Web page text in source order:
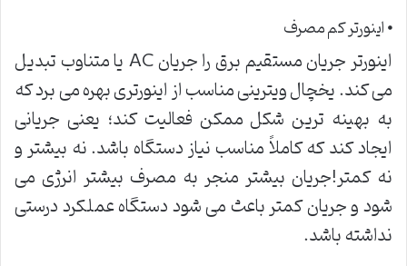
⦁ اینورتر کم مصرف
اینورتر جریان مستقیم برق را جریان AC یا متناوب تبدیل
می کند. یخچال ویترینی مناسب از اینورتری بهره می برد که
به بهینه ترین شکل ممکن فعالیت کند؛ یعنی جریانی
ایجاد کند که کاملاً مناسب نیاز دستگاه باشد. نه بیشتر و
نه کمتر!جریان بیشتر منجر به مصرف بیشتر انرژی می
شود و جریان کمتر باعث می شود دستگاه عملکرد درستی
نداشته باشد.